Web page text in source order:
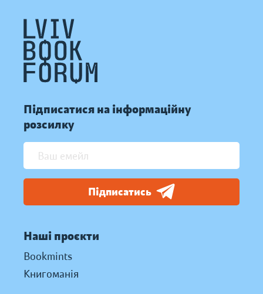
Підписатися на інформаційну
розсилку
Підписатись
Наші проєкти
Bookmints
Книгоманія